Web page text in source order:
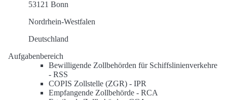
53121 Bonn
Nordrhein-Westfalen
Deutschland
Aufgabenbereich
Bewilligende Zollbehörden für Schiffslinienverkehre
- RSS
COPIS Zollstelle (ZGR) - IPR
Empfangende Zollbehörde - RCA